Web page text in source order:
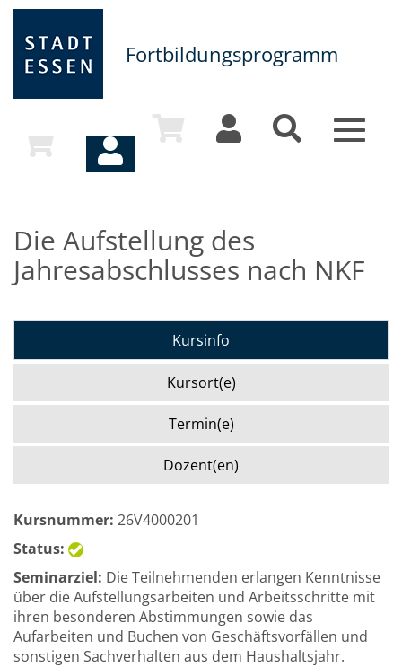
Fortbildungsprogramm
Toggle
Die Aufstellung des
Jahresabschlusses nach NKF
Kursinfo
Kursort(e)
Termin(e)
Dozent(en)
Kursnummer: 26V4000201
Status:
Seminarziel: Die Teilnehmenden erlangen Kenntnisse
über die Aufstellungsarbeiten und Arbeitsschritte mit
ihren besonderen Abstimmungen sowie das
Aufarbeiten und Buchen von Geschäftsvorfällen und
sonstigen Sachverhalten aus dem Haushaltsjahr.